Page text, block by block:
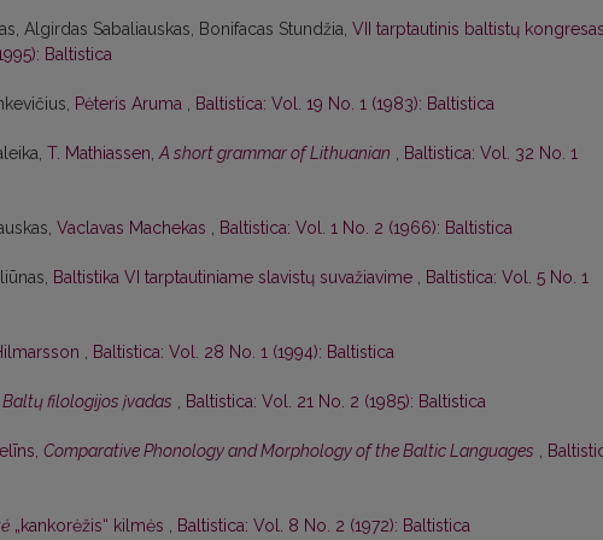
Algirdas Sabaliauskas, Bonifacas Stundžia, VII tarptautinis baltistų kongresas
Baltistica
Pėteris Aruma , Baltistica: Vol. 19 No. 1 (1983): Baltistica
T. Mathiassen,A short grammar of Lithuanian , Baltistica: Vol. 32 No. 1
Vaclavas Machekas , Baltistica: Vol. 1 No. 2 (1966): Baltistica
Baltistika VI tarptautiniame slavistų suvažiavime , Baltistica: Vol. 5 No. 1
, Baltistica: Vol. 28 No. 1 (1994): Baltistica
Baltų filologijos įvadas , Baltistica: Vol. 21 No. 2 (1985): Baltistica
Comparative Phonology and Morphology of the Baltic Languages ,
„kankorėžis“ kilmės , Baltistica: Vol. 8 No. 2 (1972): Baltistica